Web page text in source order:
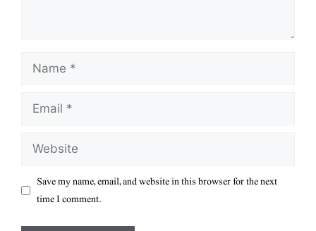
Name
Email
Website
Save my name, email, and website in this browser for the next
time I comment.